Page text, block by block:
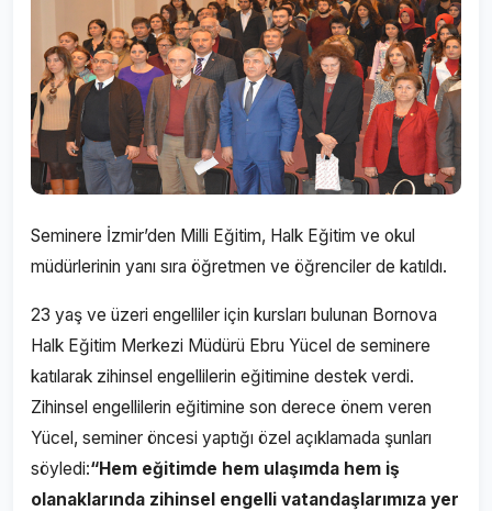
Seminere İzmir’den Milli Eğitim, Halk Eğitim ve okul
müdürlerinin yanı sıra öğretmen ve öğrenciler de katıldı.
23 yaş ve üzeri engelliler için kursları bulunan Bornova
Halk Eğitim Merkezi Müdürü Ebru Yücel de seminere
katılarak zihinsel engellilerin eğitimine destek verdi.
Zihinsel engellilerin eğitimine son derece önem veren
Yücel, seminer öncesi yaptığı özel açıklamada şunları
söyledi:“Hem eğitimde hem ulaşımda hem iş
olanaklarında zihinsel engelli vatandaşlarımıza yer